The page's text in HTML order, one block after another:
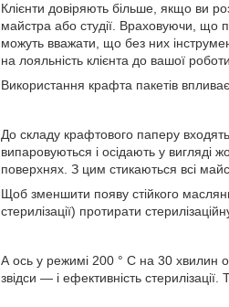
Клієнти довіряють більше, якщо ви
майстра або студії. Враховуючи, що
можуть вважати, що без них
на лояльність клієнта до вашої роботи.
Використання крафта пакетів
До складу крафтового паперу
випаровуються і осідають у вигляді
поверхнях. З цим стикаються всі
Щоб зменшити появу стійкого
стерилізації) протирати
А ось у режимі 200 ° C на 30 хвилин
звідси — і ефективність